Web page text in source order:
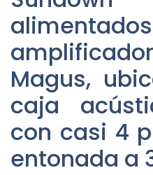
Magus,
caja
con casi 4
entonada a